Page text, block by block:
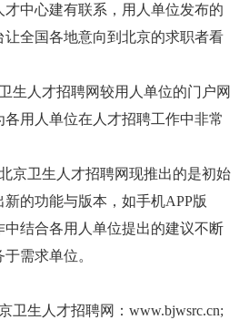
才中心建有联系，用人单位发布的
全国各地意向到北京的求职者看
生人才招聘网较用人单位的门户网
用人单位在人才招聘工作中非常
京卫生人才招聘网现推出的是初始
的功能与版本，如手机APP版
结合各用人单位提出的建议不断
需求单位。
卫生人才招聘网：www.bjwsrc.cn;